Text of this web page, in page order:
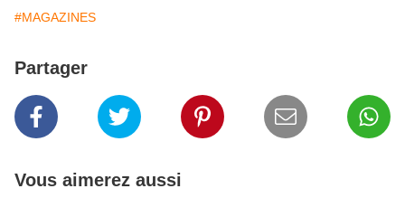
#MAGAZINES
Partager
Vous aimerez aussi